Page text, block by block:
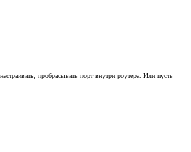
пробрасывать порт внутри роутера. Или пусть